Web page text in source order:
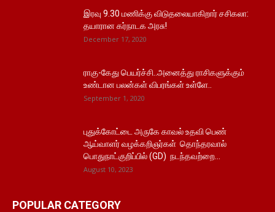
இரவு 9.30 மணிக்கு விடுதலையாகிறார் சசிகலா:
தயாரான கர்நாடக அரசு!
December 17, 2020
ராகு-கேது பெயர்ச்சி..அனைத்து ராசிகளுக்கும்
உண்டான பலன்கள் விபரங்கள் உள்ளே..
September 1, 2020
புதுக்கோட்டை அருகே காவல் உதவி பெண்
ஆய்வாளர் வழக்கறிஞர்கள் தொந்தரவால்
பொதுநாட்குறிப்பில் (GD) நடந்தவற்றை...
August 10, 2023
POPULAR CATEGORY